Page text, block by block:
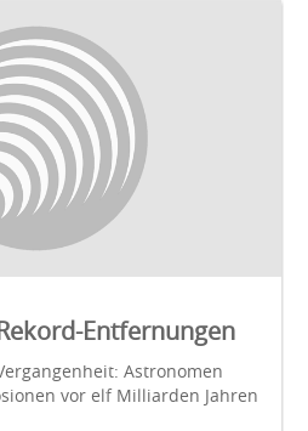
Entfernungen
Astronomen
vor elf Milliarden Jahren